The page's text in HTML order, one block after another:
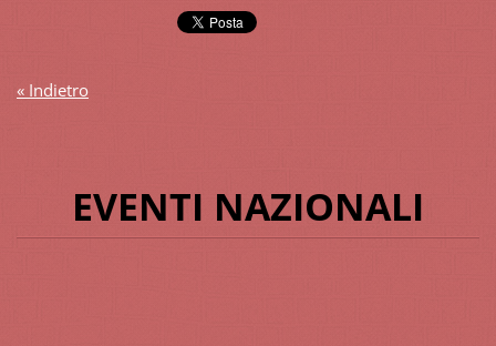
« Indietro
EVENTI NAZIONALI